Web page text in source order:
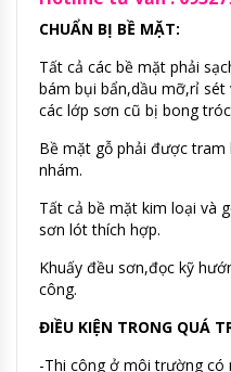
CHUẨN BỊ BỀ MẶT:
Tất cả các bề mặt phải
bám bụi bẩn,dầu mỡ,rỉ sét
các lớp sơn cũ bị bong
Bề mặt gỗ phải được tram
nhám.
Tất cả bề mặt kim loại và
sơn lót thích hợp.
Khuấy đều sơn,đọc kỹ
công.
ĐIỀU KIỆN TRONG QUÁ
-Thi công ở môi trường có